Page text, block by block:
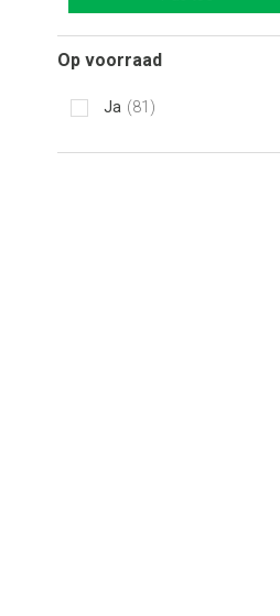
Op voorraad
Ja 81